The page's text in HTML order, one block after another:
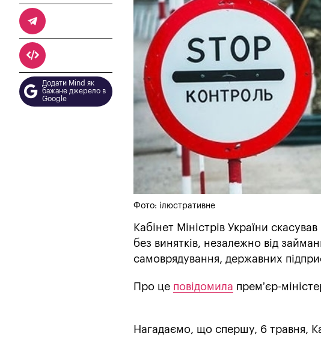
Додати Mind як
бажане джерело в
Google
Фото: ілюстративне
Кабінет Міністрів України
без винятків, незалежно від
самоврядування, державних
Про це повідомила премʼєр-
Нагадаємо, що спершу, 6 травня,